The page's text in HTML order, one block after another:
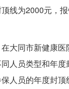
线为2000元，
大同市新健康
人员类型和年
人员的年度封